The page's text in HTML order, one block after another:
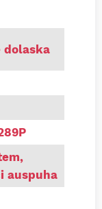
Renault Thalia
dolaska
,
auspuha